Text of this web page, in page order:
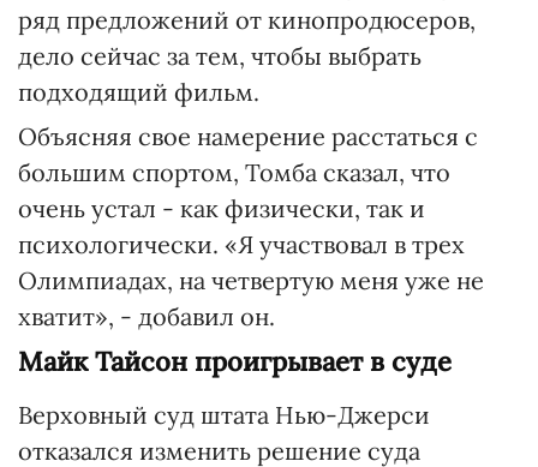
ряд предложений от кинопродюсеров,
дело сейчас за тем, чтобы выбрать
подходящий фильм.
Объясняя свое намерение расстаться с
большим спортом, Томба сказал, что
очень устал - как физически, так и
психологически. «Я участвовал в трех
Олимпиадах, на четвертую меня уже не
хватит», - добавил он.
Майк Тайсон проигрывает в суде
Верховный суд штата Нью-Джерси
отказался изменить решение суда